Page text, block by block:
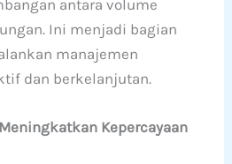
antara volume
Ini menjadi bagian
manajemen
dan berkelanjutan.
Kepercayaan